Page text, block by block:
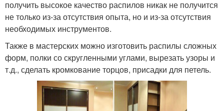
получить высокое качество распилов никак не получится
не только из-за отсутствия опыта, но и из-за отсутствия
необходимых инструментов.
Также в мастерских можно изготовить распилы сложных
форм, полки со скругленными углами, вырезать узоры и
т.д., сделать кромкование торцов, присадки для петель.